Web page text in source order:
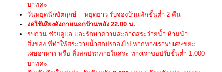
บาทค่ะ
วันหยุดนักขัตฤกษ์ – หยุดยาว รับจองบ้านพักขั้นต่ำ 2 คืน
งดใช้เสียงดังภายนอกบ้านหลัง 22.00 น.
รบกวน ช่วยดูแล และรักษาความสะอาดสระว่ายน้ำ ห้ามนำ
สิ่งของ ที่ทำให้สระว่ายน้ำสกปรกลงไป หากทางเราพบเศษขยะ
เศษอาหาร หรือ สิ่งสกปรกภายในสระ ทางเราขอปรับขั้นต่ำ 1,000
บาทค่ะ